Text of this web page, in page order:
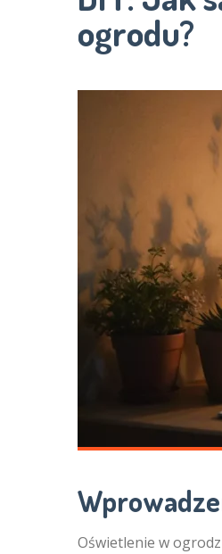
ogrodu?
Oświetlenie w